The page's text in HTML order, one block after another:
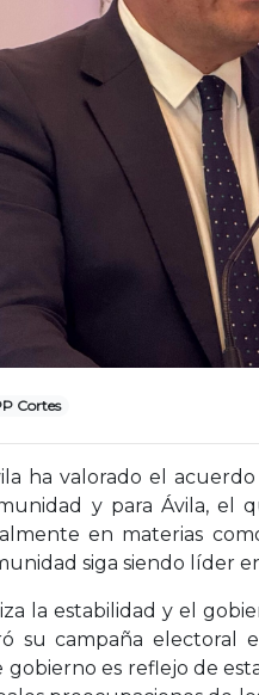
Cortes
ha valorado el
y para Ávila, el
en materias
siga siendo líder
la estabilidad y el
su campaña electoral
es reflejo de